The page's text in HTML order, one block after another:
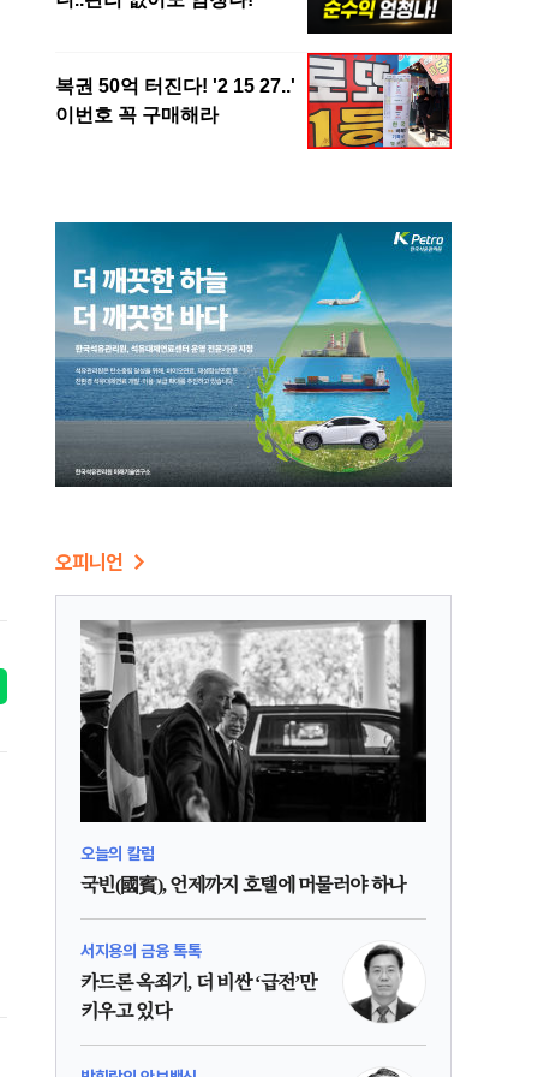
오피니언
오늘의 칼럼
국빈(國賓), 언제까지 호텔에 머물러야 하나
서지용의 금융 톡톡
카드론 옥죄기, 더 비싼 ‘급전’만
키우고 있다